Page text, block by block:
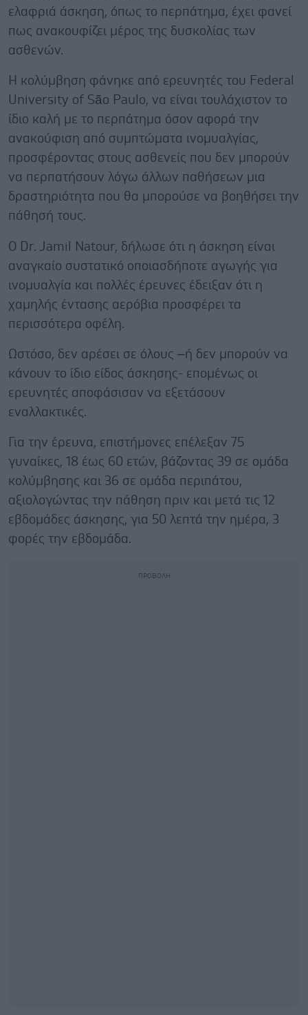
ελαφριά άσκηση, όπως το περπάτημα, έχει φανεί
πως ανακουφίζει μέρος της δυσκολίας των
ασθενών.
Η κολύμβηση φάνηκε από ερευνητές του Federal
University of São Paulo, να είναι τουλάχιστον το
ίδιο καλή με το περπάτημα όσον αφορά την
ανακούφιση από συμπτώματα ινομυαλγίας,
προσφέροντας στους ασθενείς που δεν μπορούν
να περπατήσουν λόγω άλλων παθήσεων μια
δραστηριότητα που θα μπορούσε να βοηθήσει την
πάθησή τους.
Ο Dr. Jamil Natour, δήλωσε ότι η άσκηση είναι
αναγκαίο συστατικό οποιασδήποτε αγωγής για
ινομυαλγία και πολλές έρευνες έδειξαν ότι η
χαμηλής έντασης αερόβια προσφέρει τα
περισσότερα οφέλη.
Ωστόσο, δεν αρέσει σε όλους –ή δεν μπορούν να
κάνουν το ίδιο είδος άσκησης- επομένως οι
ερευνητές αποφάσισαν να εξετάσουν
εναλλακτικές.
Για την έρευνα, επιστήμονες επέλεξαν 75
γυναίκες, 18 έως 60 ετών, βάζοντας 39 σε ομάδα
κολύμβησης και 36 σε ομάδα περιπάτου,
αξιολογώντας την πάθηση πριν και μετά τις 12
εβδομάδες άσκησης, για 50 λεπτά την ημέρα, 3
φορές την εβδομάδα.